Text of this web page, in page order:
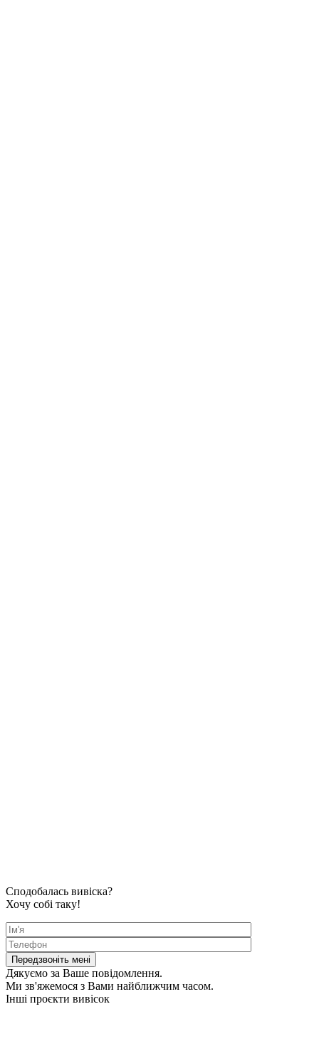
Сподобалась вивіска?
Хочу собі таку!
Дякуємо за Ваше повідомлення.
Ми зв'яжемося з Вами найближчим часом.
Інші проєкти вивісок